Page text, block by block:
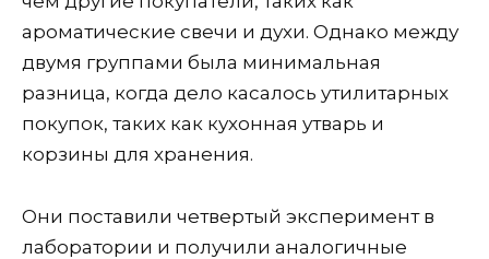
ароматические свечи и духи. Однако между
двумя группами была минимальная
разница, когда дело касалось утилитарных
покупок, таких как кухонная утварь и
корзины для хранения.
Они поставили четвертый эксперимент в
лаборатории и получили аналогичные